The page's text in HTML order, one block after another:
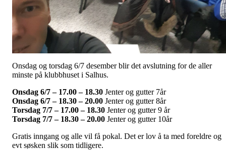
Onsdag og torsdag 6/7 desember blir det avslutning for de aller
minste på klubbhuset i Salhus.
Onsdag 6/7 – 17.00 – 18.30 Jenter og gutter 7år
Onsdag 6/7 – 18.30 – 20.00 Jenter og gutter 8år
Torsdag 7/7 – 17.00 – 18.30 Jenter og gutter 9 år
Torsdag 7/7 – 18.30 – 20.00 Jenter og gutter 10år
Gratis inngang og alle vil få pokal. Det er lov å ta med foreldre og
evt søsken slik som tidligere.